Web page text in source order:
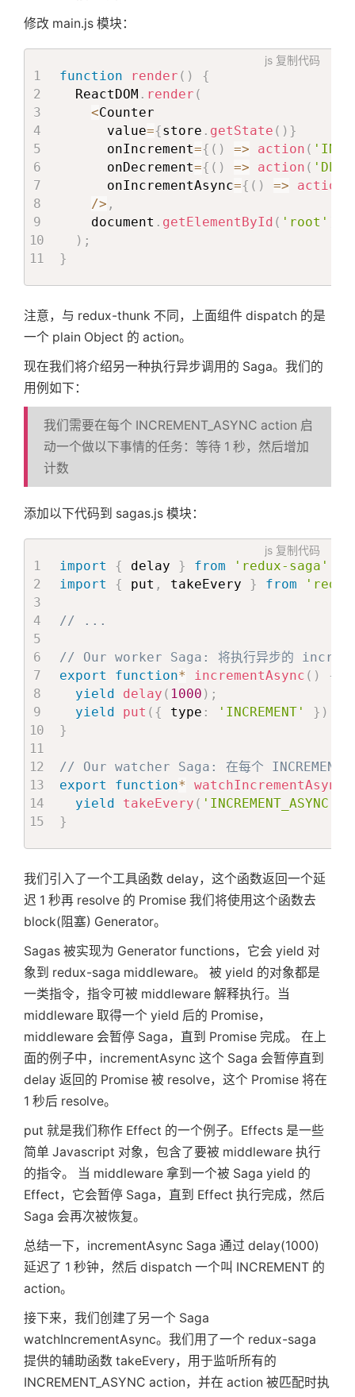
首
标
修改 main.js 模块：
js 复制代码
function render ( )
{
  ReactDOM
. render (
<Counter
      value
={store . getState ( ) }
      onIncrement
={ ( ) => action (
      onDecrement
={ ( ) => action (
      onIncrementAsync
={ ( ) => action
/> ,
    document
. getElementById ( 'root'
) ;
}
注意，与 redux-thunk 不同，上面组件 dispatch 的是
一个 plain Object 的 action。
现在我们将介绍另一种执行异步调用的 Saga。我们的
用例如下：
我们需要在每个 INCREMENT_ASYNC action 启
动一个做以下事情的任务：等待 1 秒，然后增加
计数
添加以下代码到 sagas.js 模块：
js 复制代码
import { delay } from 'redux-saga'
import
{ put , takeEvery } from
// ...
// Our worker Saga: 将执行异步的
export
function* incrementAsync ( )
{
yield
delay ( 1000 ) ;
yield
put ( { type : 'INCREMENT' } )
}
// Our watcher Saga: 在每个
export
function* watchIncrementAsync
yield
takeEvery ( 'INCREMENT_ASYNC'
}
我们引入了一个工具函数 delay，这个函数返回一个延
迟 1 秒再 resolve 的 Promise 我们将使用这个函数去
block(阻塞) Generator。
Sagas 被实现为 Generator functions，它会 yield 对
象到 redux-saga middleware。 被 yield 的对象都是
一类指令，指令可被 middleware 解释执行。当
middleware 取得一个 yield 后的 Promise，
middleware 会暂停 Saga，直到 Promise 完成。 在上
面的例子中，incrementAsync 这个 Saga 会暂停直到
delay 返回的 Promise 被 resolve，这个 Promise 将在
1 秒后 resolve。
put 就是我们称作 Effect 的一个例子。Effects 是一些
简单 Javascript 对象，包含了要被 middleware 执行
的指令。 当 middleware 拿到一个被 Saga yield 的
Effect，它会暂停 Saga，直到 Effect 执行完成，然后
Saga 会再次被恢复。
总结一下，incrementAsync Saga 通过 delay(1000)
延迟了 1 秒钟，然后 dispatch 一个叫 INCREMENT 的
action。
接下来，我们创建了另一个 Saga
watchIncrementAsync。我们用了一个 redux-saga
提供的辅助函数 takeEvery，用于监听所有的
INCREMENT_ASYNC action，并在 action 被匹配时执